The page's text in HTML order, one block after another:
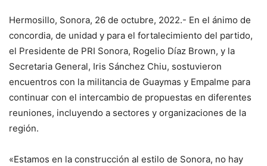
Hermosillo, Sonora, 26 de octubre, 2022.- En el ánimo de
concordia, de unidad y para el fortalecimiento del partido,
el Presidente de PRI Sonora, Rogelio Díaz Brown, y la
Secretaria General, Iris Sánchez Chiu, sostuvieron
encuentros con la militancia de Guaymas y Empalme para
continuar con el intercambio de propuestas en diferentes
reuniones, incluyendo a sectores y organizaciones de la
región.
«Estamos en la construcción al estilo de Sonora, no hay